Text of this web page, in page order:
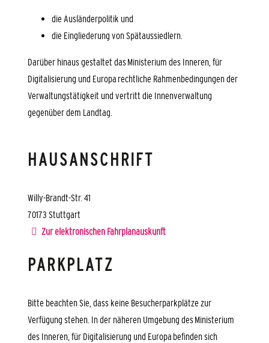
die Ausländerpolitik und
die Eingliederung von Spätaussiedlern.
Darüber hinaus gestaltet das Ministerium des Inneren, für
Digitalisierung und Europa rechtliche Rahmenbedingungen der
Verwaltungstätigkeit und vertritt die Innenverwaltung
gegenüber dem Landtag.
HAUSANSCHRIFT
Willy-Brandt-Str. 41
70173 Stuttgart
Zur elektronischen Fahrplanauskunft
PARKPLATZ
Bitte beachten Sie, dass keine Besucherparkplätze zur
Verfügung stehen. In der näheren Umgebung des Ministerium
des Inneren, für Digitalisierung und Europa befinden sich